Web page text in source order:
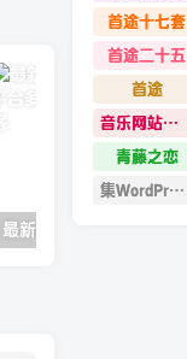
首途十七套
首途二十五
首途
音乐网站源码
青藤之恋
集WordPress集插件